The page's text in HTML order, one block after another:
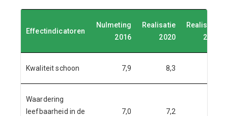
Effectindicatoren
Nulmeting
2016
Realisatie
2020
Realisatie
2021
Kwaliteit schoon 7,9 8,3
Waardering
leefbaarheid in de
7,0 7,2